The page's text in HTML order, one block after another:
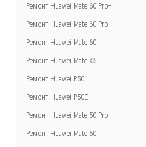
Ремонт Huawei Mate 60 Pro+
Ремонт Huawei Mate 60 Pro
Ремонт Huawei Mate 60
Ремонт Huawei Mate X5
Ремонт Huawei P50
Ремонт Huawei P50E
Ремонт Huawei Mate 50 Pro
Ремонт Huawei Mate 50